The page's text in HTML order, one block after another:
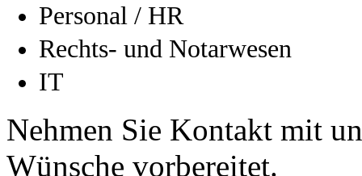
Personal / HR
Rechts- und Notarwesen
IT
Nehmen Sie Kontakt mit
Wünsche vorbereitet.